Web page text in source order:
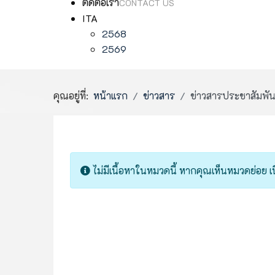
CONTACT US
ITA
2568
2569
คุณอยู่ที่: หน้าแรก ข่าวสาร ข่าวสารประชาสัมพั
Info
ไม่มีเนื้อหาในหมวดนี้ หากคุณเห็นหมวดย่อย